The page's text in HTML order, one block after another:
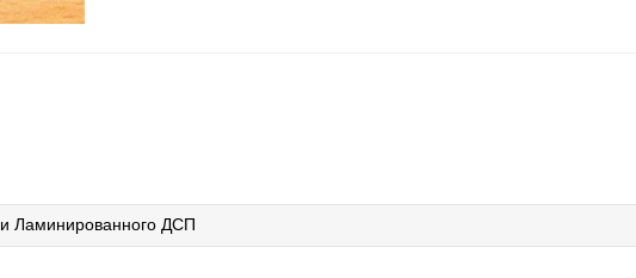
Ламинированного ДСП